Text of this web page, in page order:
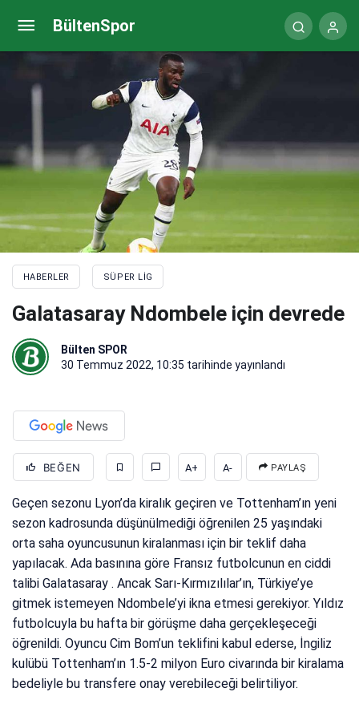
BültenSpor
HABERLER SÜPER LIG
Galatasaray Ndombele için devrede
Bülten SPOR
30 Temmuz 2022, 10:35 tarihinde yayınlandı
BEĞEN A+ A- PAYLAŞ
Geçen sezonu Lyon’da kiralık geçiren ve Tottenham’ın yeni
sezon kadrosunda düşünülmediği öğrenilen 25 yaşındaki
orta saha oyuncusunun kiralanması için bir teklif daha
yapılacak. Ada basınına göre Fransız futbolcunun en ciddi
talibi Galatasaray . Ancak Sarı-Kırmızılılar’ın, Türkiye’ye
gitmek istemeyen Ndombele’yi ikna etmesi gerekiyor. Yıldız
futbolcuyla bu hafta bir görüşme daha gerçekleşeceği
öğrenildi. Oyuncu Cim Bom’un teklifini kabul ederse, İngiliz
kulübü Tottenham’ın 1.5-2 milyon Euro civarında bir kiralama
bedeliyle bu transfere onay verebileceği belirtiliyor.
Beşiktaş transfer haberi: Sol bekte yeni hedef